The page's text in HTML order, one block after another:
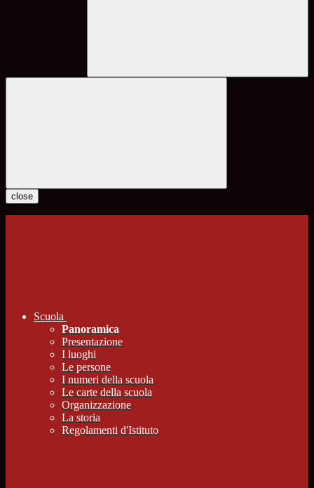
close
Scuola
Panoramica
Presentazione
I luoghi
Le persone
I numeri della scuola
Le carte della scuola
Organizzazione
La storia
Regolamenti d'Istituto